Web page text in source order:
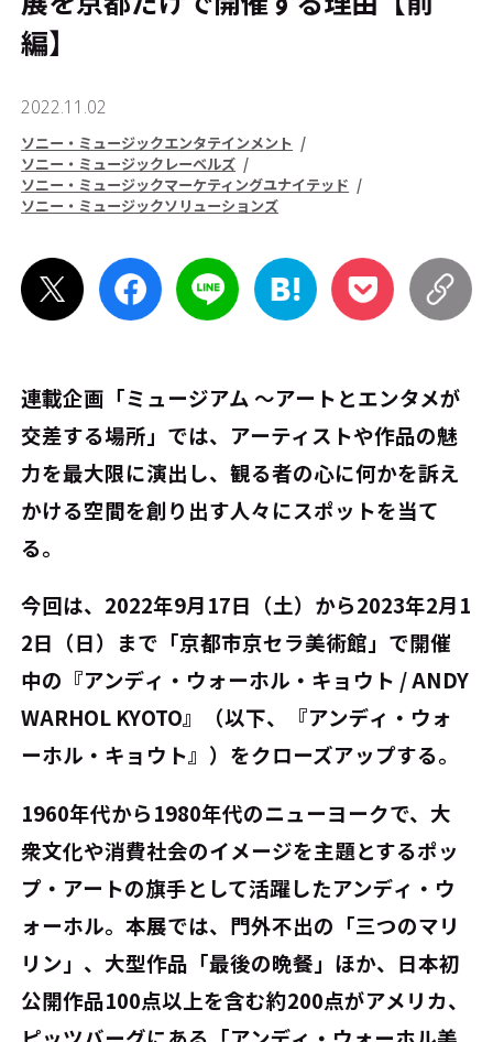
編】
2022.11.02
ソニー・ミュージックエンタテインメント
ソニー・ミュージックレーベルズ
ソニー・ミュージックマーケティングユナイテッド
ソニー・ミュージックソリューションズ
連載企画「ミュージアム ～アートとエンタメが
交差する場所」では、アーティストや作品の魅
力を最大限に演出し、観る者の心に何かを訴え
かける空間を創り出す人々にスポットを当て
る。
今回は、2022年9月17日（土）から2023年2月1
2日（日）まで「京都市京セラ美術館」で開催
中の『アンディ・ウォーホル・キョウト / ANDY
WARHOL KYOTO』（以下、『アンディ・ウォ
ーホル・キョウト』）をクローズアップする。
1960年代から1980年代のニューヨークで、大
衆文化や消費社会のイメージを主題とするポッ
プ・アートの旗手として活躍したアンディ・ウ
ォーホル。本展では、門外不出の「三つのマリ
リン」、大型作品「最後の晩餐」ほか、日本初
公開作品100点以上を含む約200点がアメリカ、